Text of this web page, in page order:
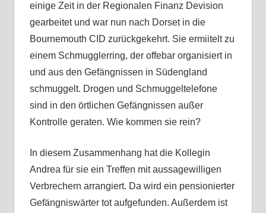
einige Zeit in der Regionalen Finanz Devision
gearbeitet und war nun nach Dorset in die
Bournemouth CID zurückgekehrt. Sie ermiitelt zu
einem Schmugglerring, der offebar organisiert in
und aus den Gefängnissen in Südengland
schmuggelt. Drogen und Schmuggeltelefone
sind in den örtlichen Gefängnissen außer
Kontrolle geraten. Wie kommen sie rein?
In diesem Zusammenhang hat die Kollegin
Andrea für sie ein Treffen mit aussagewilligen
Verbrechern arrangiert. Da wird ein pensionierter
Gefängniswärter tot aufgefunden. Außerdem ist